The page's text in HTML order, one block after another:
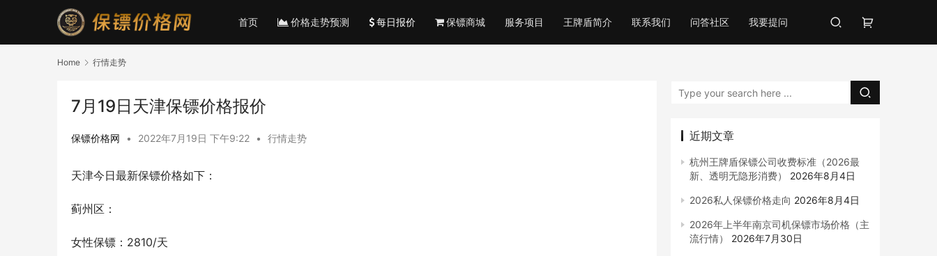
首页 价格走势预测 每日报价 保镖商城 服务项目 王牌盾简介 联系我们 问答社区 我要提问
Home 行情走势
7月19日天津保镖价格报价
保镖价格网 • 2022年7月19日 下午9:22 • 行情走势
天津今日最新保镖价格如下：
蓟州区：
女性保镖：2810/天
近期文章
杭州王牌盾保镖公司收费标准（2026最
新、透明无隐形消费）
2026年8月4日
2026私人保镖价格走向 2026年8月4日
2026年上半年南京司机保镖市场价格（主
流行情）
2026年7月30日